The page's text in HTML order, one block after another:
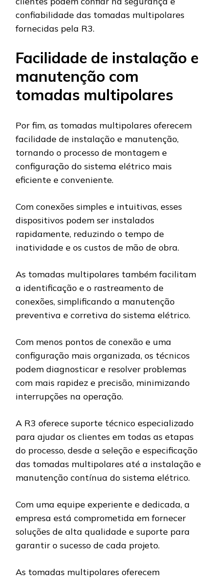
confiabilidade das tomadas multipolares
fornecidas pela R3.
Facilidade de instalação e
manutenção com
tomadas multipolares
Por fim, as tomadas multipolares oferecem
facilidade de instalação e manutenção,
tornando o processo de montagem e
configuração do sistema elétrico mais
eficiente e conveniente.
Com conexões simples e intuitivas, esses
dispositivos podem ser instalados
rapidamente, reduzindo o tempo de
inatividade e os custos de mão de obra.
As tomadas multipolares também facilitam
a identificação e o rastreamento de
conexões, simplificando a manutenção
preventiva e corretiva do sistema elétrico.
Com menos pontos de conexão e uma
configuração mais organizada, os técnicos
podem diagnosticar e resolver problemas
com mais rapidez e precisão, minimizando
interrupções na operação.
A R3 oferece suporte técnico especializado
para ajudar os clientes em todas as etapas
do processo, desde a seleção e especificação
das tomadas multipolares até a instalação e
manutenção contínua do sistema elétrico.
Com uma equipe experiente e dedicada, a
empresa está comprometida em fornecer
soluções de alta qualidade e suporte para
garantir o sucesso de cada projeto.
As tomadas multipolares oferecem